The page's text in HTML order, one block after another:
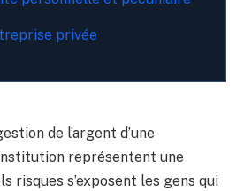
privée
de l’argent d’une
représentent une
risques s’exposent les gens qui